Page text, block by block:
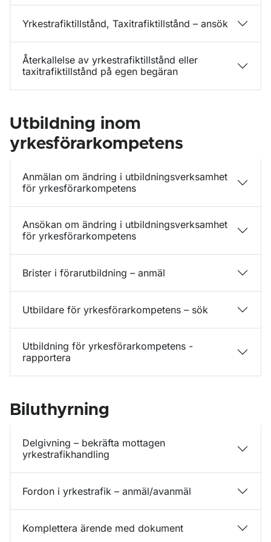
Yrkestrafiktillstånd, Taxitrafiktillstånd – ansök
Återkallelse av yrkestrafiktillstånd eller
taxitrafiktillstånd på egen begäran
Utbildning inom
yrkesförarkompetens
Anmälan om ändring i utbildningsverksamhet
för yrkesförarkompetens
Ansökan om ändring i utbildningsverksamhet
för yrkesförarkompetens
Brister i förarutbildning – anmäl
Utbildare för yrkesförarkompetens – sök
Utbildning för yrkesförarkompetens -
rapportera
Biluthyrning
Delgivning – bekräfta mottagen
yrkestrafikhandling
Fordon i yrkestrafik – anmäl/avanmäl
Komplettera ärende med dokument